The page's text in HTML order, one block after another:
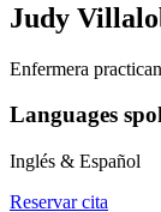
Judy
Enfermera
Languages
Inglés & Español
Reservar cita